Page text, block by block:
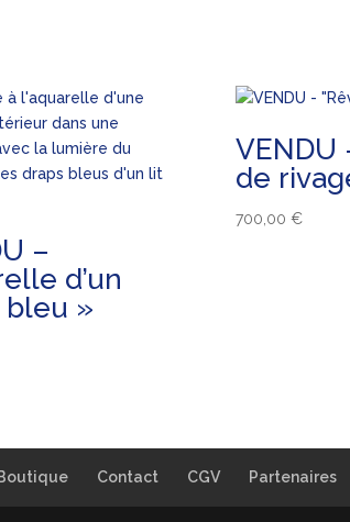
–
d’un
bleu »
VENDU
de
700,00 €
Contact CGV Partenaires